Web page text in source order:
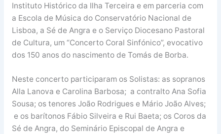
Instituto Histórico da Ilha Terceira e em parceria com
a Escola de Música do Conservatório Nacional de
Lisboa, a Sé de Angra e o Serviço Diocesano Pastoral
de Cultura, um “Concerto Coral Sinfónico”, evocativo
dos 150 anos do nascimento de Tomás de Borba.
Neste concerto participaram os Solistas: as sopranos
Alla Lanova e Carolina Barbosa; a contralto Ana Sofia
Sousa; os tenores João Rodrigues e Mário João Alves;
e os barítonos Fábio Silveira e Rui Baeta; os Coros da
Sé de Angra, do Seminário Episcopal de Angra e